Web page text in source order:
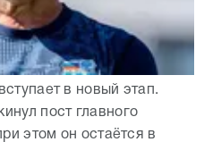
в новый этап.
пост главного
этом он остаётся в